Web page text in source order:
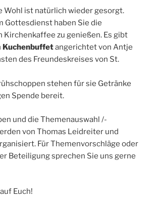
Wohl ist natürlich wieder gesorgt.
Gottesdienst haben Sie die
Kirchenkaffee zu genießen. Es gibt
Kuchenbuffetangerichtet von Antje
des Freundeskreises von St.
stehen für sie Getränke
Spende bereit.
und die Themenauswahl /-
von Thomas Leidreiter und
Für Themenvorschläge oder
Beteiligung sprechen Sie uns gerne
Euch!